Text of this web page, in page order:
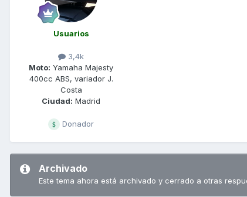
Usuarios
3,4k
Moto: Yamaha Majesty
400cc ABS, variador J.
Costa
Ciudad: Madrid
Donador
Archivado
Este tema ahora está archivado y cerrado a otras